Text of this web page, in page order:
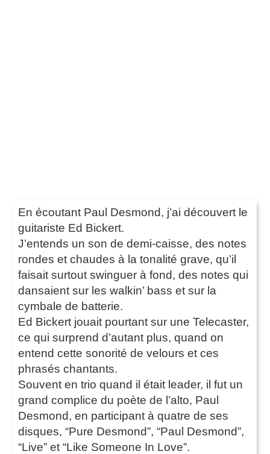
En écoutant Paul Desmond, j’ai découvert le
guitariste Ed Bickert.
J’entends un son de demi-caisse, des notes
rondes et chaudes à la tonalité grave, qu’il
faisait surtout swinguer à fond, des notes qui
dansaient sur les walkin’ bass et sur la
cymbale de batterie.
Ed Bickert jouait pourtant sur une Telecaster,
ce qui surprend d’autant plus, quand on
entend cette sonorité de velours et ces
phrasés chantants.
Souvent en trio quand il était leader, il fut un
grand complice du poète de l’alto, Paul
Desmond, en participant à quatre de ses
disques, “Pure Desmond”, “Paul Desmond”,
“Live” et “Like Someone In Love”.